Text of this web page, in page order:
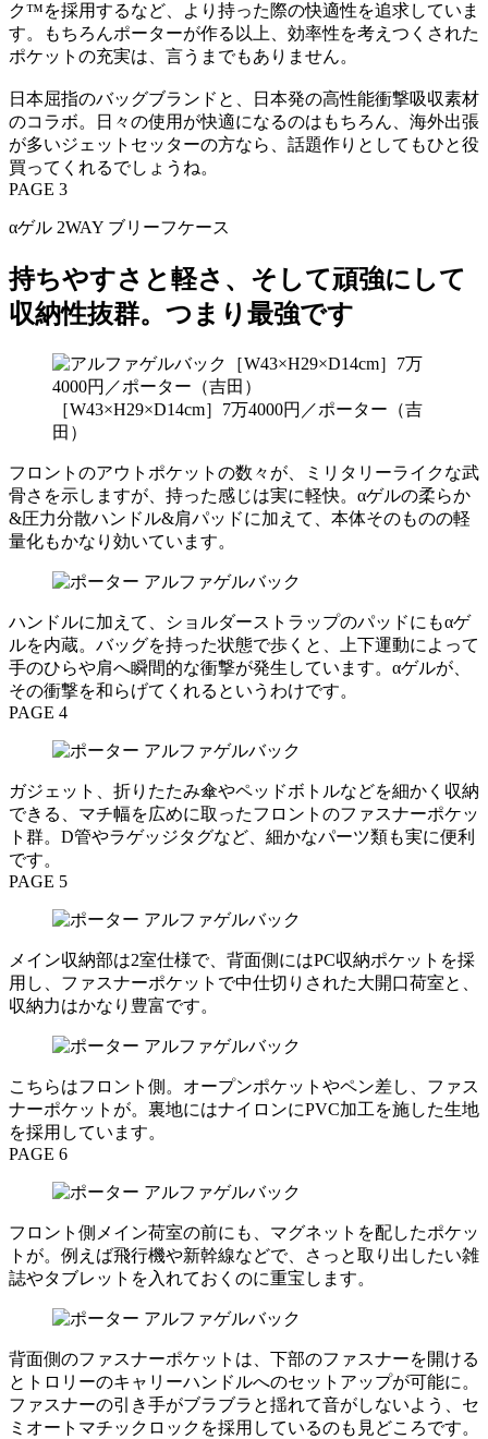
ク™を採用するなど、より持った際の快適性を追求していま
す。もちろんポーターが作る以上、効率性を考えつくされた
ポケットの充実は、言うまでもありません。
日本屈指のバッグブランドと、日本発の高性能衝撃吸収素材
のコラボ。日々の使用が快適になるのはもちろん、海外出張
が多いジェットセッターの方なら、話題作りとしてもひと役
買ってくれるでしょうね。
PAGE 3
αゲル 2WAY ブリーフケース
持ちやすさと軽さ、そして頑強にして
収納性抜群。つまり最強です
［W43×H29×D14cm］7万4000円／ポーター（吉
田）
フロントのアウトポケットの数々が、ミリタリーライクな武
骨さを示しますが、持った感じは実に軽快。αゲルの柔らか
&圧力分散ハンドル&肩パッドに加えて、本体そのものの軽
量化もかなり効いています。
ハンドルに加えて、ショルダーストラップのパッドにもαゲ
ルを内蔵。バッグを持った状態で歩くと、上下運動によって
手のひらや肩へ瞬間的な衝撃が発生しています。αゲルが、
その衝撃を和らげてくれるというわけです。
PAGE 4
ガジェット、折りたたみ傘やペッドボトルなどを細かく収納
できる、マチ幅を広めに取ったフロントのファスナーポケッ
ト群。D管やラゲッジタグなど、細かなパーツ類も実に便利
です。
PAGE 5
メイン収納部は2室仕様で、背面側にはPC収納ポケットを採
用し、ファスナーポケットで中仕切りされた大開口荷室と、
収納力はかなり豊富です。
こちらはフロント側。オープンポケットやペン差し、ファス
ナーポケットが。裏地にはナイロンにPVC加工を施した生地
を採用しています。
PAGE 6
フロント側メイン荷室の前にも、マグネットを配したポケッ
トが。例えば飛行機や新幹線などで、さっと取り出したい雑
誌やタブレットを入れておくのに重宝します。
背面側のファスナーポケットは、下部のファスナーを開ける
とトロリーのキャリーハンドルへのセットアップが可能に。
ファスナーの引き手がブラブラと揺れて音がしないよう、セ
ミオートマチックロックを採用しているのも見どころです。